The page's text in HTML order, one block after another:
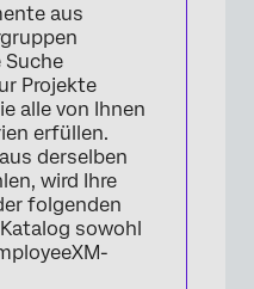
aus
Suche
Projekte
alle von Ihnen
erfüllen.
derselben
wird Ihre
folgenden
sowohl